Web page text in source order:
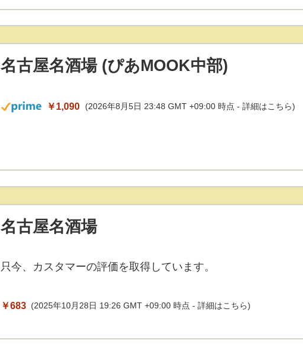
名古屋名酒場 (ぴあMOOK中部)
￥1,090 (2026年8月5日 23:48 GMT +09:00 時点 - 詳細はこちら)
名古屋名酒場
只今、カスタマーの評価を取得しています。
￥683 (2025年10月28日 19:26 GMT +09:00 時点 - 詳細はこちら)